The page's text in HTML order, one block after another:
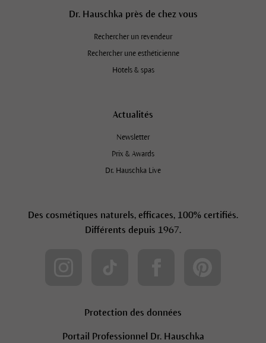
Dr. Hauschka près de chez vous
Rechercher un revendeur
Rechercher une esthéticienne
Hôtels & spas
Actualités
Newsletter
Prix & Awards
Dr. Hauschka Live
Des cosmétiques naturels, efficaces, 100% certifiés.
Différents depuis 1967.
Protection des données
Portail Professionnel Dr. Hauschka